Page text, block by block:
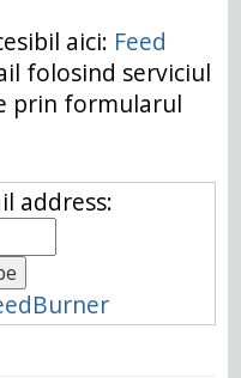
aici: Feed
folosind serviciul
prin formularul
address: